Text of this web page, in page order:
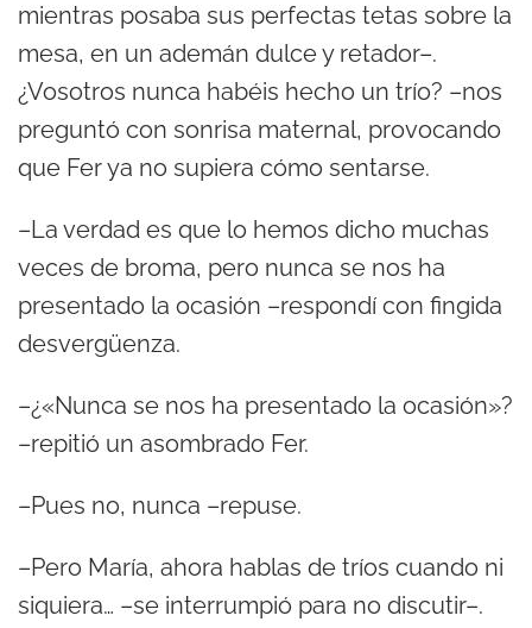
mientras posaba sus perfectas tetas sobre la
mesa, en un ademán dulce y retador–.
¿Vosotros nunca habéis hecho un trío? –nos
preguntó con sonrisa maternal, provocando
que Fer ya no supiera cómo sentarse.
–La verdad es que lo hemos dicho muchas
veces de broma, pero nunca se nos ha
presentado la ocasión –respondí con fingida
desvergüenza.
–¿«Nunca se nos ha presentado la ocasión»?
–repitió un asombrado Fer.
–Pues no, nunca –repuse.
–Pero María, ahora hablas de tríos cuando ni
siquiera… –se interrumpió para no discutir–.